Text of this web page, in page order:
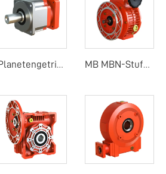
Planetengetriebe MB MBN-Stufenlosvariator